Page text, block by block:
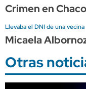
Crimen en
Llevaba el DNI de una vecina
Micaela
Otras